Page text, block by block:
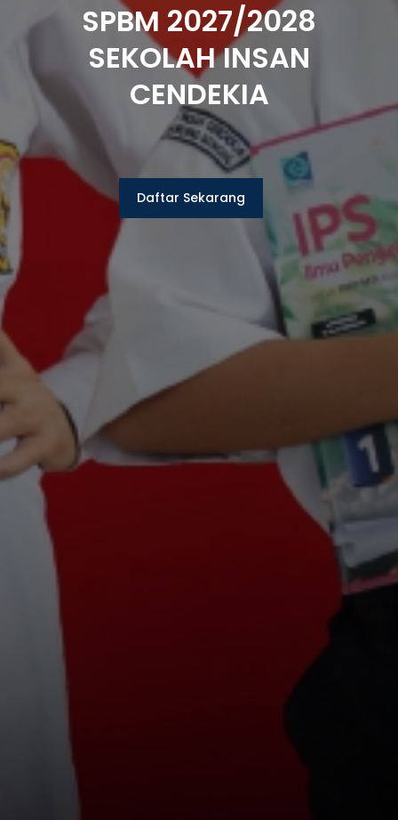
SPBM 2027/2028
SEKOLAH INSAN
CENDEKIA
Daftar Sekarang